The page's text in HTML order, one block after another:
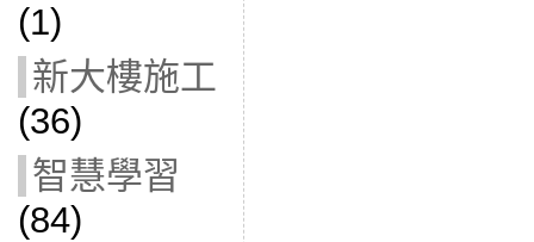
(1)
新大樓施工
(36)
智慧學習
(84)